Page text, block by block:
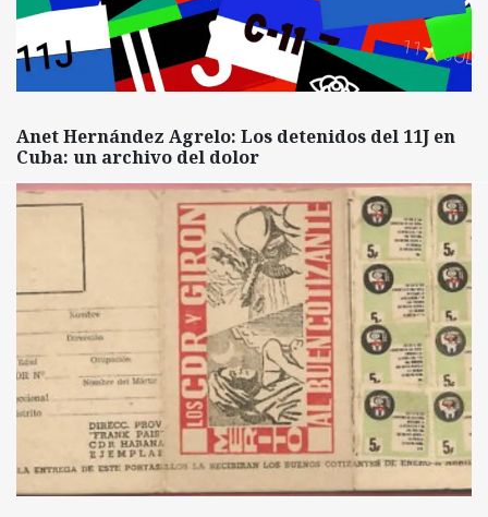
Anet Hernández Agrelo: Los detenidos del 11J en
Cuba: un archivo del dolor